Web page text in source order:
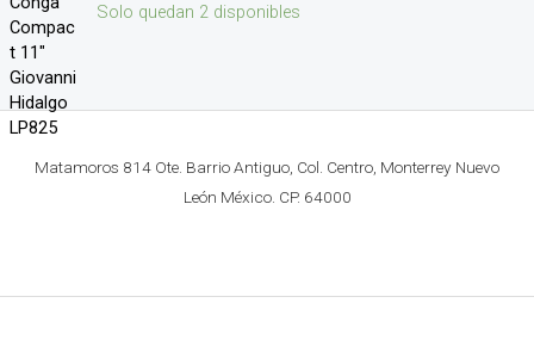
Solo quedan 2 disponibles
Matamoros 814 Ote. Barrio Antiguo, Col. Centro, Monterrey Nuevo
León México. CP. 64000